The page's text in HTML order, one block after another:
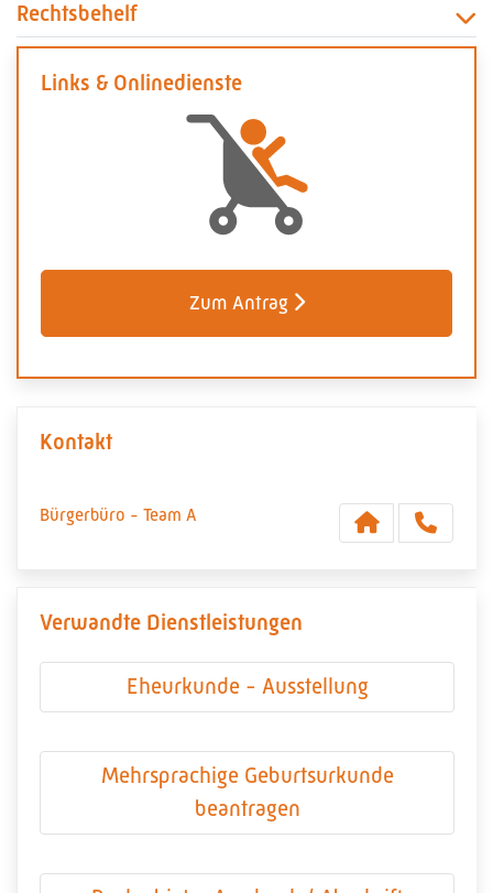
Rechtsbehelf
Links & Onlinedienste
Zum Antrag
Kontakt
Bürgerbüro - Team A
Verwandte Dienstleistungen
Eheurkunde - Ausstellung
Mehrsprachige Geburtsurkunde
beantragen